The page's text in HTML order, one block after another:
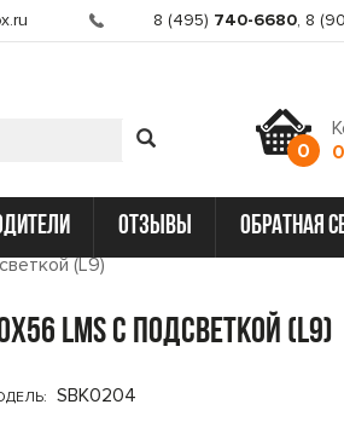
8 (495) 740-6680, 8
0
отзывы обратная
(L9)
LMS с подсветкой (L9)
SBK0204